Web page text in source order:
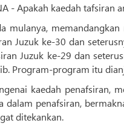
- Apakah kaedah tafsiran
mulanya,
Juzuk ke-30 dan
Juzuk ke-29 dan
Program-program itu
kaedah penafsiran,
dalam penafsiran,
ditekankan.